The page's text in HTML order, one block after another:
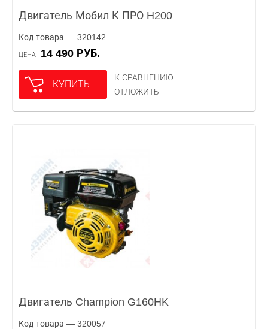
Двигатель Мобил К ПРО H200
Код товара — 320142
ЦЕНА 14 490 РУБ.
КУПИТЬ
К СРАВНЕНИЮ
ОТЛОЖИТЬ
Двигатель Champion G160HK
Код товара — 320057